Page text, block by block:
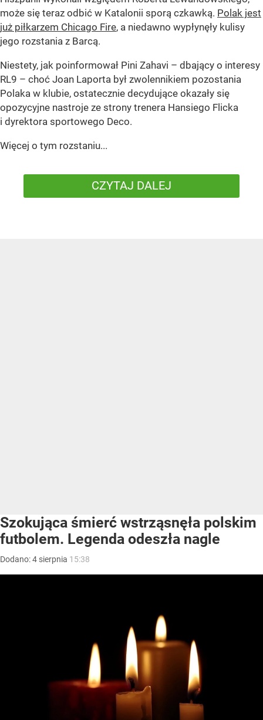
może się teraz odbić w Katalonii sporą czkawką. Polak jest
już piłkarzem Chicago Fire, a niedawno wypłynęły kulisy
jego rozstania z Barcą.
Niestety, jak poinformował Pini Zahavi – dbający o interesy
RL9 – choć Joan Laporta był zwolennikiem pozostania
Polaka w klubie, ostatecznie decydujące okazały się
opozycyjne nastroje ze strony trenera Hansiego Flicka
i dyrektora sportowego Deco.
Więcej o tym rozstaniu...
CZYTAJ DALEJ
Szokująca śmierć wstrząsnęła polskim
futbolem. Legenda odeszła nagle
Dodano:4 sierpnia 15:38